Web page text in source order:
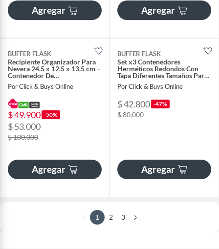
Agregar Agregar
BUFFER FLASK
Recipiente Organizador Para
Nevera 24.5 x 12.5 x 13.5 cm –
Contenedor De
Almacenamiento De
Alimentos
Por Click & Buys Online
$ 49.900 -50%
$ 53.000
$ 100.000
Agregar
BUFFER FLASK
Set x3 Contenedores
Herméticos Redondos Con
Tapa Diferentes Tamaños Para
Almacenamiento De
Alimentos
Por Click & Buys Online
$ 42.800 -47%
$ 80.000
Agregar
1 2 3